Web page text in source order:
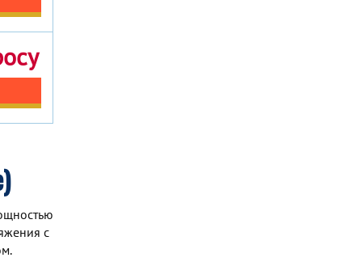
с